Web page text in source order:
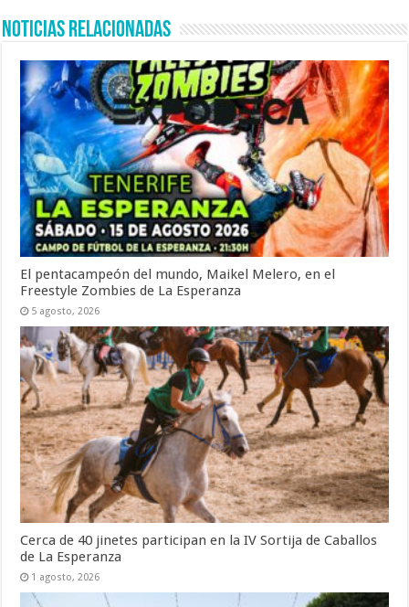
Noticias Relacionadas
El pentacampeón del mundo, Maikel Melero, en el
Freestyle Zombies de La Esperanza
5 agosto, 2026
Cerca de 40 jinetes participan en la IV Sortija de Caballos
de La Esperanza
1 agosto, 2026